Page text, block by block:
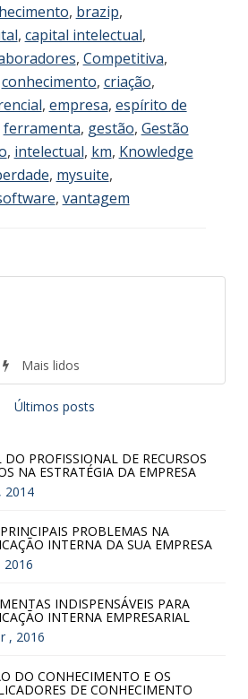
, brazip,
, capital intelectual,
, Competitiva,
conhecimento, criação,
, empresa, espírito de
ferramenta, gestão, Gestão
, intelectual, km, Knowledge
, mysuite,
, vantagem
Mais lidos
Últimos posts
DO PROFISSIONAL DE RECURSOS
NA ESTRATÉGIA DA EMPRESA
2014
PROBLEMAS NA
INTERNA DA SUA EMPRESA
2016
INDISPENSÁVEIS PARA
INTERNA EMPRESARIAL
, 2016
DO CONHECIMENTO E OS
DE CONHECIMENTO